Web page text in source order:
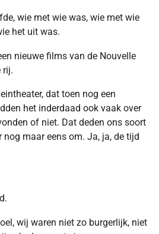
wie met wie was, wie met wie
het uit was.
nieuwe films van de Nouvelle
rij.
dat toen nog een
het inderdaad ook vaak over
of niet. Dat deden ons soort
nog maar eens om. Ja, ja, de tijd
wij waren niet zo burgerlijk, niet